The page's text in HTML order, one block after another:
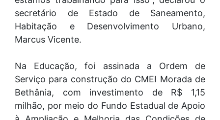
secretário de Estado de Saneamento,
Habitação e Desenvolvimento Urbano,
Marcus Vicente.
Na Educação, foi assinada a Ordem de
Serviço para construção do CMEI Morada de
Bethânia, com investimento de R$ 1,15
milhão, por meio do Fundo Estadual de Apoio